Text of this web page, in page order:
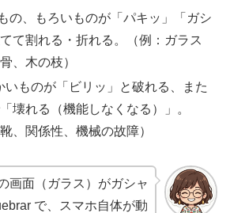
の、もろいものが「パキッ」「ガシ
て割れる・折れる。（例：ガラス
、木の枝）
いものが「ビリッ」と破れる、また
壊れる（機能しなくなる）」。
、関係性、機械の故障）
画面（ガラス）がガシャ
で、スマホ自体が動